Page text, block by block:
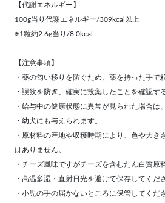
【代謝エネルギー】
100g当り代謝エネルギー/309kcal以上
※1粒約2.6g当り/8.0kcal
【注意事項】
・薬の匂い移りを防ぐため、薬を持った手で
・誤飲を防ぎ、確実に投薬したことを確認す
・給与中の健康状態に異常が見られた場合は
・幼犬にも与えられます。
・原材料の産地や収穫時期により、色や大
はありません。
・チーズ風味ですがチーズを含むたん白質原
・高温多湿・直射日光を避けて保存してくだ
・小児の手の届かないところに保管してくだ